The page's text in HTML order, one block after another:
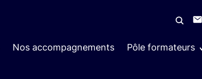
Nos accompagnements Pôle formateurs